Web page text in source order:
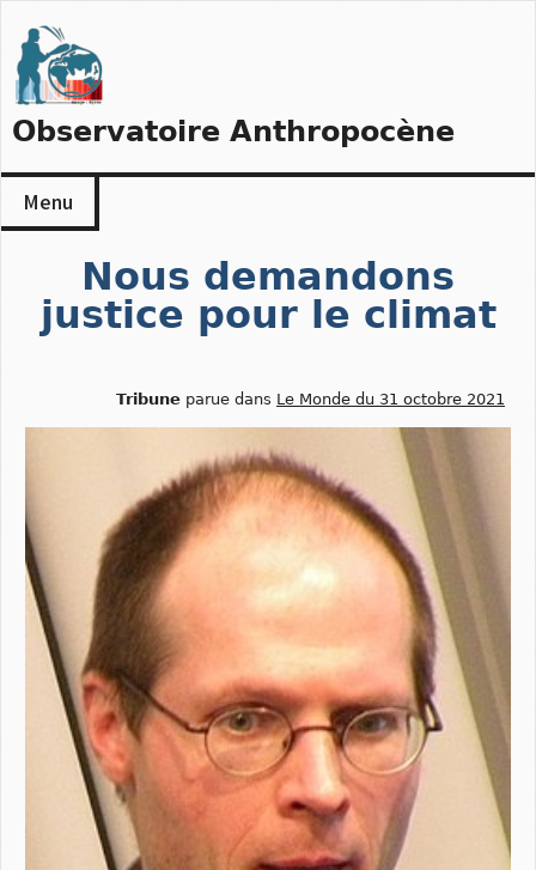
to
content
Observatoire Anthropocène
Menu
Nous demandons
justice pour le climat
Tribune parue dans Le Monde du 31 octobre 2021